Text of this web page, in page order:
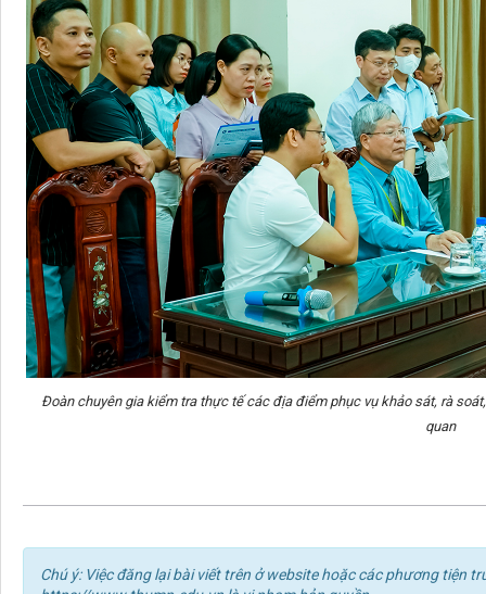
Đoàn chuyên gia kiểm tra thực tế các địa điểm phục vụ khảo sát, rà
quan
Chú ý: Việc đăng lại bài viết trên ở website hoặc các phương tiện